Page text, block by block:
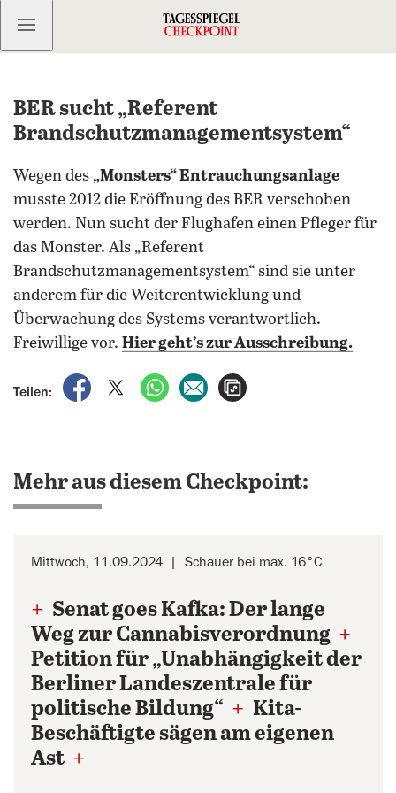
Kostenlos anmelden
BER sucht „Referent
Brandschutzmanagementsystem“
Wegen des „Monsters“ Entrauchungsanlage
musste 2012 die Eröffnung des BER verschoben
werden. Nun sucht der Flughafen einen Pfleger für
das Monster. Als „Referent
Brandschutzmanagementsystem“ sind sie unter
anderem für die Weiterentwicklung und
Überwachung des Systems verantwortlich.
Freiwillige vor. Hier geht’s zur Ausschreibung.
Teilen:
auf Facebook teilen
auf X teilenper WhatsApp teilen
per E-Mail teilen
Mehr aus diesem Checkpoint:
Mittwoch, 11.09.2024 Schauer bei max. 16°C
+ Senat goes Kafka: Der lange
Weg zur Cannabisverordnung +
Petition für „Unabhängigkeit der
Berliner Landeszentrale für
politische Bildung“ + Kita-
Beschäftigte sägen am eigenen
Ast +